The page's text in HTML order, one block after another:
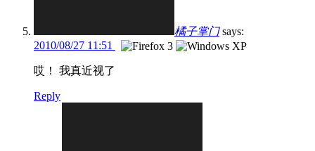
橘子掌门 says:
2010/08/27 11:51
哎！ 我真近视了
Reply